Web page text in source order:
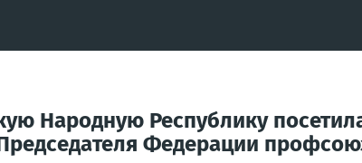
Народную Республику
Федерации